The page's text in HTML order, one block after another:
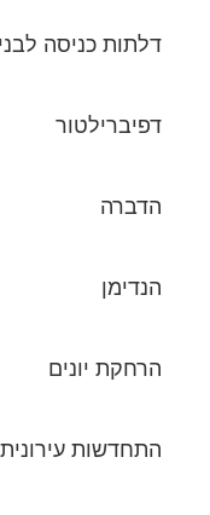
דלתות כניסה
דפיברילטור
הדברה
הנדימן
הרחקת יונים
התחדשות עירונית